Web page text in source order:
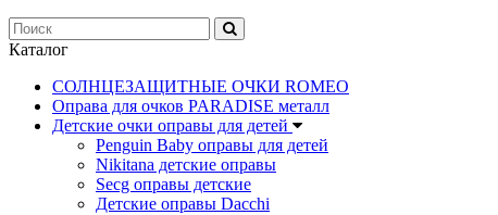
Каталог
СОЛНЦЕЗАЩИТНЫЕ ОЧКИ ROMEO
Оправа для очков PARADISE металл
Детские очки оправы для детей
Penguin Baby оправы для детей
Nikitana детские оправы
Secg оправы детские
Детские оправы Dacchi